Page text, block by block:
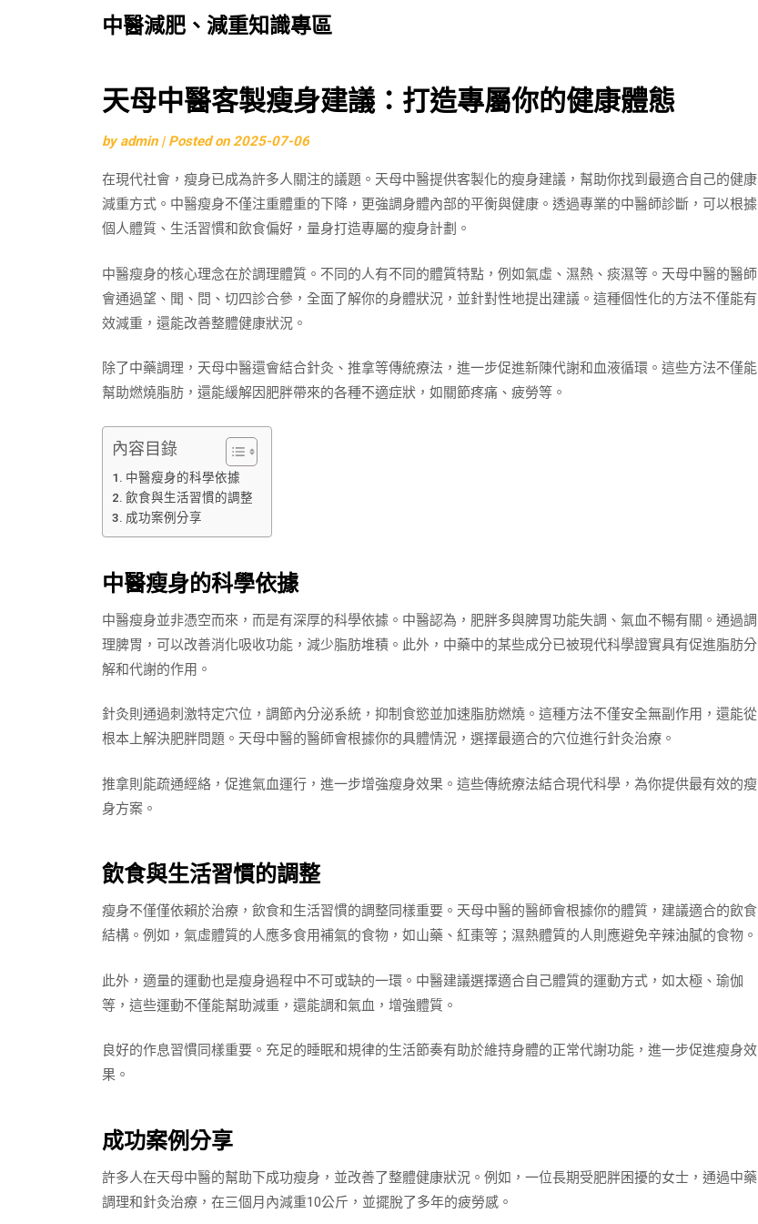
中醫減肥、減重知識專區
Skip
to
content
天母中醫客製瘦身建議：打造專屬你的健康體態
byadmin | Posted on2025-07-06
在現代社會，瘦身已成為許多人關注的議題。天母中醫提供客製化的瘦身建議，幫助你找到最適合自己的健康
減重方式。中醫瘦身不僅注重體重的下降，更強調身體內部的平衡與健康。透過專業的中醫師診斷，可以根據
個人體質、生活習慣和飲食偏好，量身打造專屬的瘦身計劃。
中醫瘦身的核心理念在於調理體質。不同的人有不同的體質特點，例如氣虛、濕熱、痰濕等。天母中醫的醫師
會通過望、聞、問、切四診合參，全面了解你的身體狀況，並針對性地提出建議。這種個性化的方法不僅能有
效減重，還能改善整體健康狀況。
除了中藥調理，天母中醫還會結合針灸、推拿等傳統療法，進一步促進新陳代謝和血液循環。這些方法不僅能
幫助燃燒脂肪，還能緩解因肥胖帶來的各種不適症狀，如關節疼痛、疲勞等。
內容目錄
中醫瘦身的科學依據
飲食與生活習慣的調整
成功案例分享
中醫瘦身的科學依據
中醫瘦身並非憑空而來，而是有深厚的科學依據。中醫認為，肥胖多與脾胃功能失調、氣血不暢有關。通過調
理脾胃，可以改善消化吸收功能，減少脂肪堆積。此外，中藥中的某些成分已被現代科學證實具有促進脂肪分
解和代謝的作用。
針灸則通過刺激特定穴位，調節內分泌系統，抑制食慾並加速脂肪燃燒。這種方法不僅安全無副作用，還能從
根本上解決肥胖問題。天母中醫的醫師會根據你的具體情況，選擇最適合的穴位進行針灸治療。
推拿則能疏通經絡，促進氣血運行，進一步增強瘦身效果。這些傳統療法結合現代科學，為你提供最有效的瘦
身方案。
飲食與生活習慣的調整
瘦身不僅僅依賴於治療，飲食和生活習慣的調整同樣重要。天母中醫的醫師會根據你的體質，建議適合的飲食
結構。例如，氣虛體質的人應多食用補氣的食物，如山藥、紅棗等；濕熱體質的人則應避免辛辣油膩的食物。
此外，適量的運動也是瘦身過程中不可或缺的一環。中醫建議選擇適合自己體質的運動方式，如太極、瑜伽
等，這些運動不僅能幫助減重，還能調和氣血，增強體質。
良好的作息習慣同樣重要。充足的睡眠和規律的生活節奏有助於維持身體的正常代謝功能，進一步促進瘦身效
果。
成功案例分享
許多人在天母中醫的幫助下成功瘦身，並改善了整體健康狀況。例如，一位長期受肥胖困擾的女士，通過中藥
調理和針灸治療，在三個月內減重10公斤，並擺脫了多年的疲勞感。